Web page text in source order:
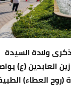
ولادة السيدة
العابدين (ع)
العطاء)